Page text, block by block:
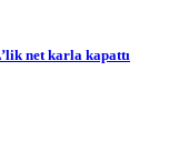
net karla kapattı